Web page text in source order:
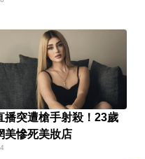
」
播突遭槍手射殺！23歲
美慘死美妝店